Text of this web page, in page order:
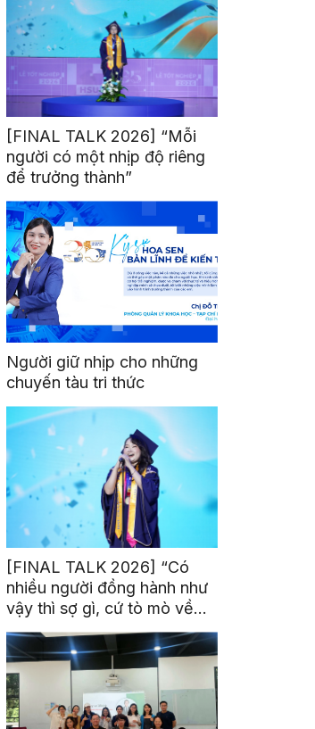
[FINAL TALK 2026] “Mỗi
người có một nhịp độ riêng
để trưởng thành”
Người giữ nhịp cho những
chuyến tàu tri thức
[FINAL TALK 2026] “Có
nhiều người đồng hành như
vậy thì sợ gì, cứ tò mò về
thế giới thôi”